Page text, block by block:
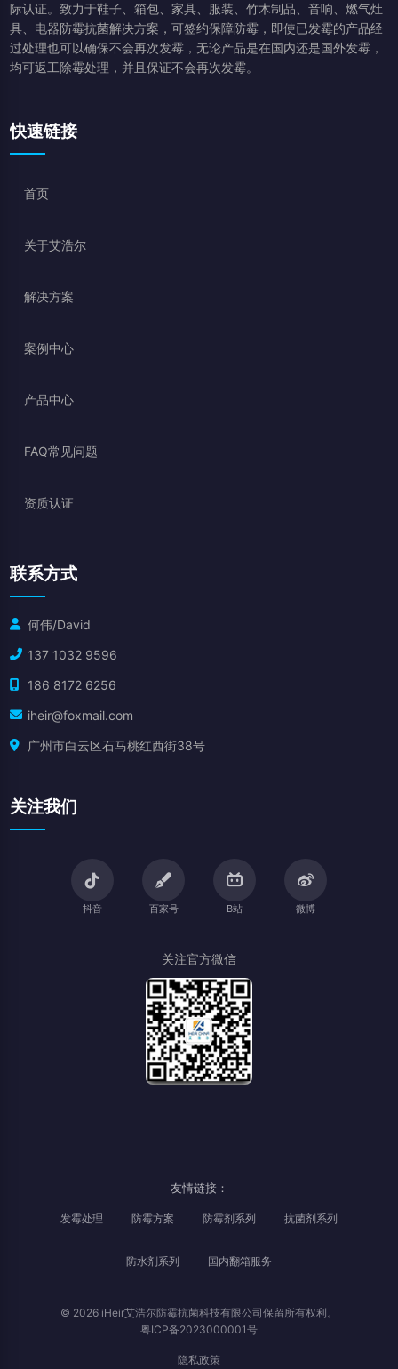
际认证。致力于鞋子、箱包、家具、服装、竹木制品、音响、燃气灶
具、电器防霉抗菌解决方案，可签约保障防霉，即使已发霉的产品经
过处理也可以确保不会再次发霉，无论产品是在国内还是国外发霉，
均可返工除霉处理，并且保证不会再次发霉。
快速链接
首页
关于艾浩尔
解决方案
案例中心
产品中心
FAQ常见问题
资质认证
联系方式
何伟/David
137 1032 9596
186 8172 6256
iheir@foxmail.com
广州市白云区石马桃红西街38号
关注我们
抖音 百家号 B站 微博
关注官方微信
友情链接：
发霉处理 防霉方案 防霉剂系列 抗菌剂系列
防水剂系列 国内翻箱服务
© 2026 iHeir艾浩尔防霉抗菌科技有限公司保留所有权利。
粤ICP备2023000001号
隐私政策